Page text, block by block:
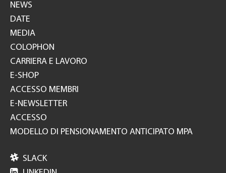
NEWS
DATE
MEDIA
COLOPHON
CARRIERA E LAVORO
E-SHOP
ACCESSO MEMBRI
E-NEWSLETTER
ACCESSO
MODELLO DI PENSIONAMENTO ANTICIPATO MPA
 SLACK